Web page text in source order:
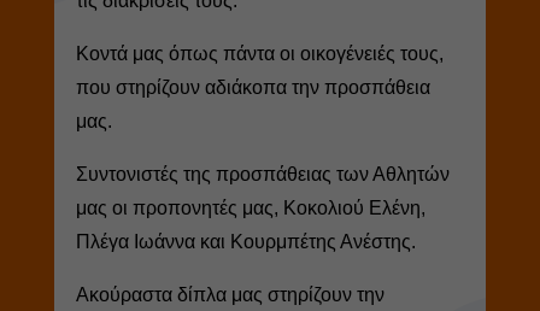
Κοντά μας όπως πάντα οι οικογένειές τους,
που στηρίζουν αδιάκοπα την προσπάθεια
μας.
Συντονιστές της προσπάθειας των Αθλητών
μας οι προπονητές μας, Κοκολιού Ελένη,
Πλέγα Ιωάννα και Κουρμπέτης Ανέστης.
Ακούραστα δίπλα μας στηρίζουν την